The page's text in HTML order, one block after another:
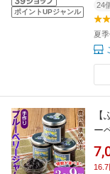
ポイントUPジャンル
24
夏
ー
物
ハ
16.7